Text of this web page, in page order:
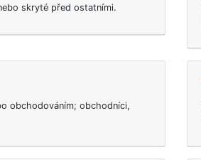
skryté před ostatními.
obchodováním; obchodníci,